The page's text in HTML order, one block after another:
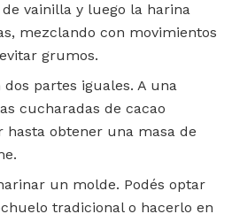
vainilla y luego la harina
mezclando con movimientos
grumos.
partes iguales. A una
cucharadas de cacao
hasta obtener una masa de
un molde. Podés optar
tradicional o hacerlo en